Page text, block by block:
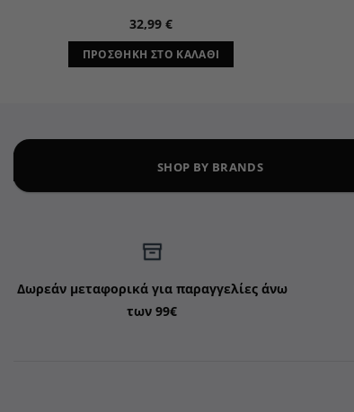
32,99 €
ΠΡΟΣΘΉΚΗ ΣΤΟ ΚΑΛΆΘΙ
SHOP BY BRANDS
Δωρεάν μεταφορικά για παραγγελίες άνω
των 99€